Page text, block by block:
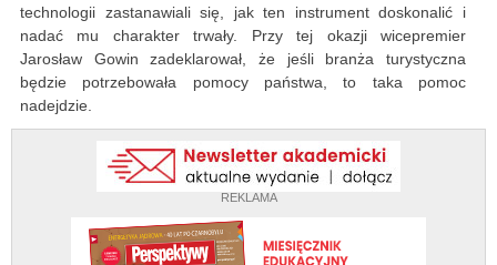
REKLAMA
technologii zastanawiali się, jak ten instrument doskonalić i
nadać mu charakter trwały. Przy tej okazji wicepremier
Jarosław Gowin zadeklarował, że jeśli branża turystyczna
będzie potrzebowała pomocy państwa, to taka pomoc
nadejdzie.